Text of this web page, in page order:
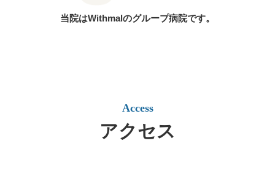
当院はWithmalのグループ病院です。
Access
アクセス